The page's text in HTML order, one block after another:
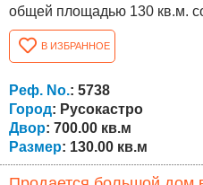
общей площадью 130 кв.м.
первый этаж: коридор, ванная комната с туалетом и три
комнаты. По внешней лестнице поднимаемся на второй
этаж, где расположение такое же. Площадь двора 700
кв.м., имеется навес, хозяйственные постройки, колодец
и второй...
В ИЗБРАННОЕ
Реф. No.: 5738
Город: Русокастро
Двор: 700.00 кв.м
Размер: 130.00 кв.м